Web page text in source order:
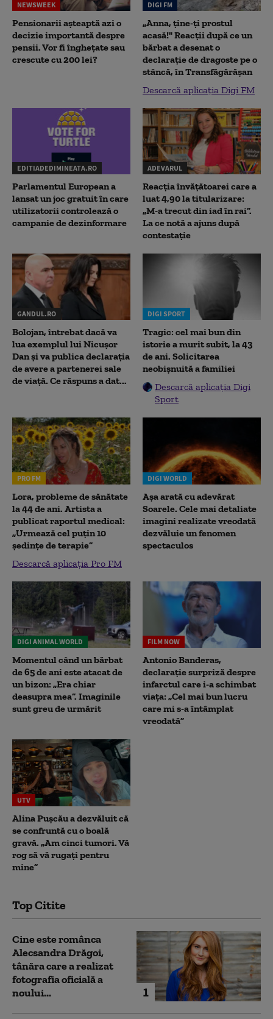
NEWSWEEK
Pensionarii așteaptă azi o
decizie importantă despre
pensii. Vor fi înghețate sau
crescute cu 200 lei?
DIGI FM
„Anna, ţine-ţi prostul
acasă!" Reacţii după ce un
bărbat a desenat o
declaraţie de dragoste pe o
stâncă, în Transfăgărăşan
Descarcă aplicația Digi FM
EDITIADEDIMINEATA.RO
Parlamentul European a
lansat un joc gratuit în care
utilizatorii controlează o
campanie de dezinformare
ADEVARUL
Reacția învățătoarei care a
luat 4,90 la titularizare:
„M-a trecut din iad în rai”.
La ce notă a ajuns după
contestație
GANDUL.RO
Bolojan, întrebat dacă va
lua exemplul lui Nicușor
Dan și va publica declarația
de avere a partenerei sale
de viață. Ce răspuns a dat...
DIGI SPORT
Tragic: cel mai bun din
istorie a murit subit, la 43
de ani. Solicitarea
neobișnuită a familiei
Descarcă aplicația Digi
Sport
PRO FM
Lora, probleme de sănătate
la 44 de ani. Artista a
publicat raportul medical:
„Urmează cel puțin 10
ședințe de terapie”
Descarcă aplicația Pro FM
DIGI WORLD
Așa arată cu adevărat
Soarele. Cele mai detaliate
imagini realizate vreodată
dezvăluie un fenomen
spectaculos
DIGI ANIMAL WORLD
Momentul când un bărbat
de 65 de ani este atacat de
un bizon: „Era chiar
deasupra mea”. Imaginile
sunt greu de urmărit
FILM NOW
Antonio Banderas,
declarație surpriză despre
infarctul care i-a schimbat
viața: „Cel mai bun lucru
care mi s-a întâmplat
vreodată”
UTV
Alina Pușcău a dezvăluit că
se confruntă cu o boală
gravă. „Am cinci tumori. Vă
rog să vă rugați pentru
mine”
Top Citite
1
Cine este românca
Alecsandra Drăgoi,
tânăra care a realizat
fotografia oficială a
noului...